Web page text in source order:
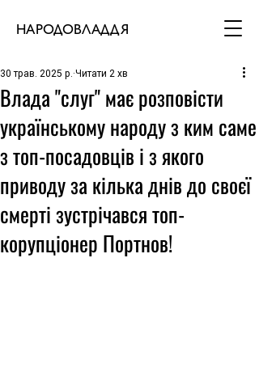
НАРОДОВЛАДДЯ
Влада "слуг" має розповісти
українському народу з ким саме
з топ-посадовців і з якого
приводу за кілька днів до своєї
смерті зустрічався топ-
корупціонер Портнов!
30 трав. 2025 р. Читати 2 хв